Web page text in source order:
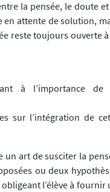
la pensée, le doute
en attente de solution,
reste toujours ouverte
à l’importance de
sur l’intégration de
un art de susciter la
ou deux
l’élève à fournir